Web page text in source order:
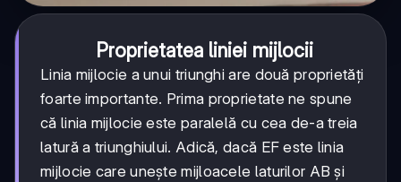
Proprietatea liniei mijlocii
Linia mijlocie a unui triunghi are două proprietăți
foarte importante. Prima proprietate ne spune
că linia mijlocie este paralelă cu cea de-a treia
latură a triunghiului. Adică, dacă EF este linia
mijlocie care unește mijloacele laturilor AB și